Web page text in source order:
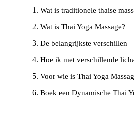
Wat is traditionele thaise
Wat is Thai Yoga Massage?
De belangrijkste verschillen
Hoe ik met verschillende
Voor wie is Thai Yoga
Boek een Dynamische Thai